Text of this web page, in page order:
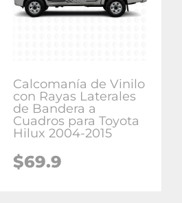
Calcomanía de Vinilo
con Rayas Laterales
de Bandera a
Cuadros para Toyota
Hilux 2004-2015
$69.9